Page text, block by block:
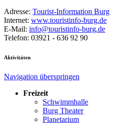
Adresse: Tourist-Information Burg
Internet: www.touristinfo-burg.de
E-Mail: info@touristinfo-burg.de
Telefon: 03921 - 636 92 90
Aktivitäten
Navigation überspringen
Freizeit
Schwimmhalle
Burg Theater
Planetarium